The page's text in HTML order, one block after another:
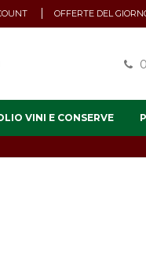
OFFERTE DEL
VINI E CONSERVE